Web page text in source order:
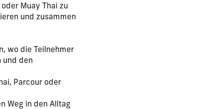
Muay Thai zu
und zusammen
wo die Teilnehmer
und den
Parcour oder
Weg in den Alltag